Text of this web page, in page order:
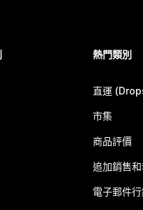
熱門類別
直運
市集
商品評價
追加銷售
電子郵件